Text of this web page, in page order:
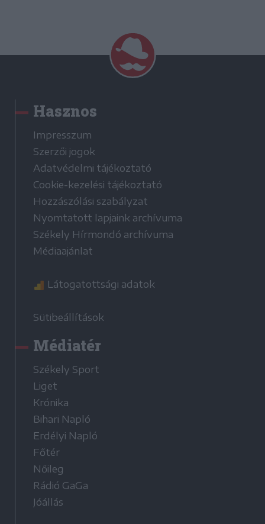
Hasznos
Impresszum
Szerzői jogok
Adatvédelmi tájékoztató
Cookie-kezelési tájékoztató
Hozzászólási szabályzat
Nyomtatott lapjaink archívuma
Székely Hírmondó archívuma
Médiaajánlat
Látogatottsági adatok
Sütibeállítások
Médiatér
Székely Sport
Liget
Krónika
Bihari Napló
Erdélyi Napló
Főtér
Nőileg
Rádió GaGa
Jóállás